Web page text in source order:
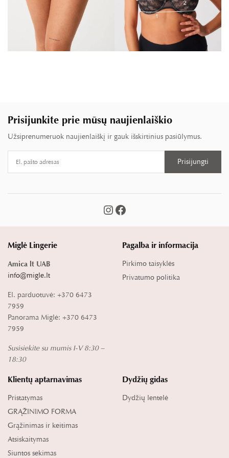
Prisijunkite prie mūsų naujienlaiškio
Užsiprenumeruok naujienlaiškį ir gauk išskirtinius pasiūlymus.
Miglė Lingerie
Amica lt UAB
info@migle.lt
El. parduotuvė: +370 6473
7959
Panorama Miglė: +370 6473
7959
Susisiekite su mumis I-V 8:30 –
18:30
Pagalba ir informacija
Pirkimo taisyklės
Privatumo politika
Klientų aptarnavimas
Pristatymas
GRĄŽINIMO FORMA
Grąžinimas ir keitimas
Atsiskaitymas
Siuntos sekimas
Dydžių gidas
Dydžių lentelė